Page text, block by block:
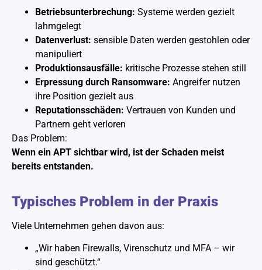
Betriebsunterbrechung: Systeme werden gezielt
lahmgelegt
Datenverlust: sensible Daten werden gestohlen oder
manipuliert
Produktionsausfälle: kritische Prozesse stehen still
Erpressung durch Ransomware: Angreifer nutzen
ihre Position gezielt aus
Reputationsschäden: Vertrauen von Kunden und
Partnern geht verloren
Das Problem:
Wenn ein APT sichtbar wird, ist der Schaden meist
bereits entstanden.
Typisches Problem in der Praxis
Viele Unternehmen gehen davon aus:
„Wir haben Firewalls, Virenschutz und MFA – wir
sind geschützt.“